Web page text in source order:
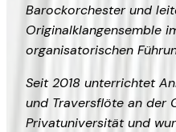
Barockorchester und
Originalklangensemble
organisatorischen
Seit 2018 unterrichtet
und Traversflöte an der
Privatuniversität und